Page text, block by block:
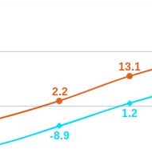
2.2
2.2
13.1
13.1
-8.9
-8.9
1.2
1.2